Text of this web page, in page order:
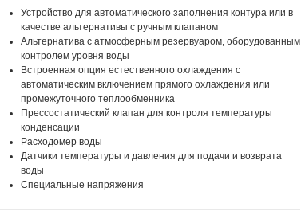
Устройство для автоматического заполнения контура или в
качестве альтернативы с ручным клапаном
Альтернатива с атмосферным резервуаром, оборудованным
контролем уровня воды
Встроенная опция естественного охлаждения с
автоматическим включением прямого охлаждения или
промежуточного теплообменника
Прессостатический клапан для контроля температуры
конденсации
Расходомер воды
Датчики температуры и давления для подачи и возврата
воды
Специальные напряжения